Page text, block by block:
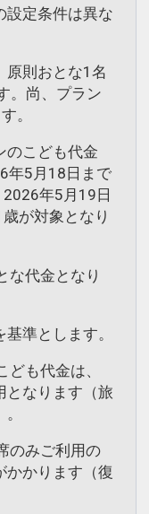
定条件は異な
則おとな1名
。尚、プラン
。
のこども代金
年5月18日まで
年5月19日
が対象となり
な代金となり
準とします。
ども代金は、
となります（旅
のみご利用の
かかります（復